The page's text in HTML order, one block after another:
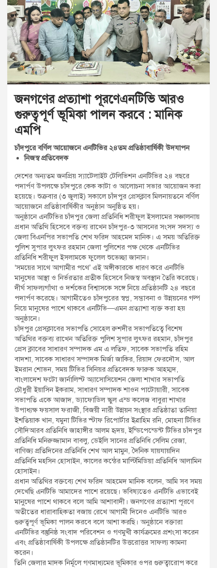
t
:
জনগণের প্রত্যাশা পূরণেএনটিভি আরও
গুরুত্বপূর্ণ ভূমিকা পালন করবে : মানিক
এমপি
চাঁদপুরে বর্ণিল আয়োজনে এনটিভির ২৪তম প্রতিষ্ঠাবার্ষিকী উদযাপন
নিজস্ব প্রতিবেদক
দেশের অন্যতম জনপ্রিয় স্যাটেলাইট টেলিভিশন এনটিভির ২৪ বছরে
পদার্পণ উপলক্ষে চাঁদপুরে কেক কাটা ও আলোচনা সভার আয়োজন করা
হয়েছে। শুক্রবার (৩ জুলাই) সকালে চাঁদপুর প্রেসক্লাব মিলনায়তনে বর্ণিল
আয়োজনে প্রতিষ্ঠাবার্ষিকীর অনুষ্ঠান অনুষ্ঠিত হয়।
অনুষ্ঠানে এনটিভির চাঁদপুর জেলা প্রতিনিধি শরীফুল ইসলামের সঞ্চালনায়
প্রধান অতিথি হিসেবে বক্তব্য রাখেন চাঁদপুর-৩ আসনের সংসদ সদস্য ও
জেলা বিএনপির সভাপতি শেখ ফরিদ আহমেদ মানিক। এ সময় অতিরিক্ত
পুলিশ সুপার লুৎফর রহমান জেলা পুলিশের পক্ষ থেকে এনটিভির
প্রতিনিধি শরীফুল ইসলামকে ফুলেল শুভেচ্ছা জানান।
‘সময়ের সাথে আগামীর পথে’ এই অঙ্গীকারকে ধারণ করে এনটিভি
মানুষের আস্থা ও নির্ভরতার প্রতীক হিসেবে নিজস্ব অবস্থান তৈরি করেছে।
দীর্ঘ সাফল্যগাঁথা ও দর্শকের বিশ্বাসকে সঙ্গে নিয়ে প্রতিষ্ঠানটি ২৪ বছরে
পদার্পণ করেছে। আগামীতেও চাঁদপুরের স্বপ্ন, সম্ভাবনা ও উন্নয়নের গল্প
নিয়ে মানুষের পাশে থাকবে এনটিভি—এমন প্রত্যাশা ব্যক্ত করা হয়
অনুষ্ঠানে।
চাঁদপুর প্রেসক্লাবের সভাপতি সোহেল রুশদীর সভাপতিত্বে বিশেষ
অতিথির বক্তব্য রাখেন অতিরিক্ত পুলিশ সুপার লুৎফর রহমান, চাঁদপুর
প্রেস ক্লাবের সাধারণ সম্পাদক এম এ লতিফ, সাবেক সভাপতি রহিম
বাদশা, সাবেক সাধারণ সম্পাদক মির্জা জাকির, রিয়াদ ফেরদৌস, আল
ইমরান শোভন, সময় টিভির সিনিয়র প্রতিবেদক ফারুক আহম্মদ,
বাংলাদেশ ফটো জার্নালিস্ট অ্যাসোসিয়েশন জেলা শাখার সভাপতি
চৌধুরী ইয়াসিন ইকরাম, সাধারণ সম্পাদক শাওন পাটোয়ারী, সাবেক
সভাপতি একে আজাদ, ড্যাফোডিল স্কুল এন্ড কলেজ বাবুরা শাখার
উপাধ্যক্ষ ফয়সাল ফরাজী, বিজয়ী নারী উন্নয়ন সংস্থার প্রতিষ্ঠাতা তানিয়া
ইশতিয়াক খান, যমুনা টিভির স্টাফ রিপোর্টার ইব্রাহিম রনি, মোহনা টিভির
সৌদিআরব প্রতিনিধি জাহাঙ্গীর আলম হৃদয়, ইন্ডিপেন্ডেন্ট টিভির চাঁদপুর
প্রতিনিধি মনিরুজ্জামান বাবলু, ডেইলি সানের প্রতিনিধি সেলিম রেজা,
বাণিজ্য প্রতিদিনের প্রতিনিধি শেখ আল মামুন, দৈনিক যায়যায়দিন
প্রতিনিধি মহসিন হোসাইন, কালের কন্ঠের মাল্টিমিডিয়া প্রতিনিধি আলামিন
হোসাইন।
প্রধান অতিথির বক্তব্যে শেখ ফরিদ আহমেদ মানিক বলেন, আমি সব সময়
দেখেছি এনটিভি আমাদের পাশে রয়েছে। ভবিষ্যতেও এনটিভি এভাবেই
মানুষের পাশে থাকবে বলে আমি আশাবাদী। জনগণের প্রত্যাশা পূরণে
অতীতের ধারাবাহিকতা বজায় রেখে আগামী দিনেও এনটিভি আরও
গুরুত্বপূর্ণ ভূমিকা পালন করবে বলে আশা করছি। অনুষ্ঠানে বক্তারা
এনটিভির বস্তুনিষ্ঠ সংবাদ পরিবেশন ও গণমুখী কার্যক্রমের প্রশংসা করেন
এবং প্রতিষ্ঠাবার্ষিকী উপলক্ষে প্রতিষ্ঠানটির উত্তরোত্তর সাফল্য কামনা
করেন।
তিনি জেলার মাদক নির্মূলে গণমাধ্যমের ভূমিকার ওপর গুরুত্বারোপ করে